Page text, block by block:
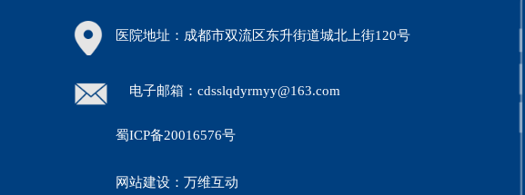
医院地址：成都市双流区东升街道城北上街120号
电子邮箱：cdsslqdyrmyy@163.com
蜀ICP备20016576号
网站建设：万维互动